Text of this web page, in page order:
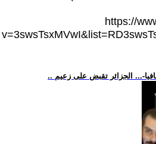
https://
... الجزائر تقبض على زعيم